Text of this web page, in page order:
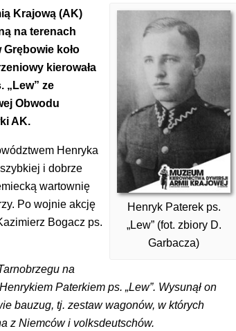
Henryk Paterek ps.
„Lew” (fot. zbiory D.
Garbacza)
Krajową (AK)
na terenach
koło
kierowała
„Lew” ze
Obwodu
AK.
Henryka
i dobrze
wartownię
Po wojnie akcję
Bogacz ps.
na
Paterkiem ps. „Lew”. Wysunął on
bauzug, tj. zestaw wagonów, w których
z Niemców i volksdeutschów.